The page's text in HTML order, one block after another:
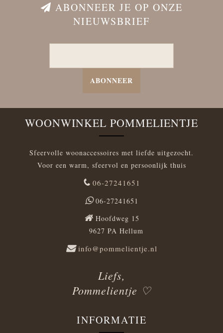
ABONNEER JE OP ONZE
NIEUWSBRIEF
ABONNEER
WOONWINKEL POMMELIENTJE
Sfeervolle woonaccessoires met liefde uitgezocht.
Voor een warm, sfeervol en persoonlijk thuis
06-27241651
06-27241651
Hoofdweg 15
9627 PA Hellum
info@pommelientje.nl
Liefs,
Pommelientje ♡
INFORMATIE